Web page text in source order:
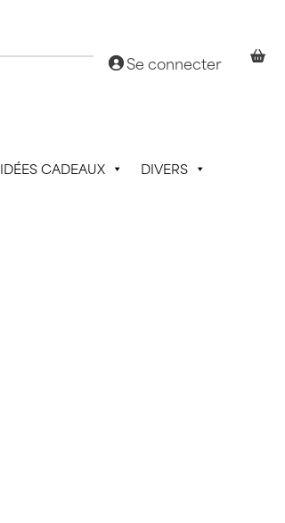
Se connecter
IDÉES CADEAUX DIVERS